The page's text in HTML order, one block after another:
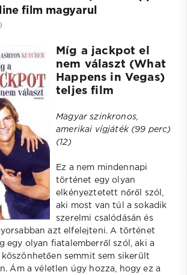
film magyarul
Míg a jackpot el
nem választ (What
Happens in Vegas)
teljes film
Magyar szinkronos,
amerikai vígjáték (99 perc)
(12)
Ez a nem mindennapi
történet egy olyan
elkényeztetett nőről szól,
aki most van túl a sokadik
szerelmi csalódásán és
azt elfelejteni. A történet
egy olyan fiatalemberről szól, aki a
köszönhetően semmit sem sikerült
Ám a véletlen úgy hozza, hogy ez a